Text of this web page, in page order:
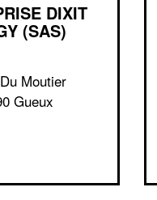
DIXIT
(SAS)
Moutier
Gueux